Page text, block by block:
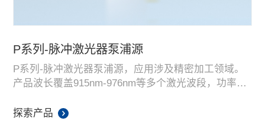
P系列-脉冲激光器泵浦源
P系列-脉冲激光器泵浦源，应用涉及精密加工领域。
产品波长覆盖915nm-976nm等多个激光波段，功率涵
径。产品以高亮度、高功率、高性价比，在脉冲激光
探索产品